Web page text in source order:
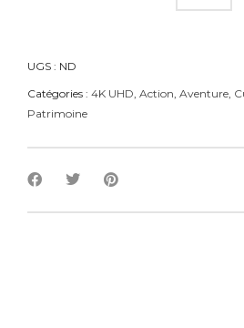
UGS : ND
Catégories : 4K UHD, Action, Aventure,
Patrimoine